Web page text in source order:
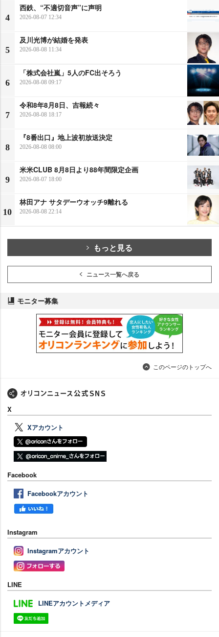
4
西鉄、“不適切音声”に声明
2026-08-07 12:34
5
及川光博が結婚を発表
2026-08-08 11:34
6
「株式会社嵐」5人のFC出そろう
2026-08-08 09:17
7
令和8年8月8日、吉報続々
2026-08-08 18:17
8
『8番出口』地上波初放送決定
2026-08-08 08:00
9
米米CLUB 8月8日より88年間限定企画
2026-08-07 18:00
10
林田アナ サタデーウオッチ9離れる
2026-08-08 22:14
もっと見る
ニュース一覧へ戻る
モニター募集
このページのトップへ
X
Xアカウント
Facebook
Facebookアカウント
Instagram
Instagramアカウント
LINE
LINEアカウントメディア